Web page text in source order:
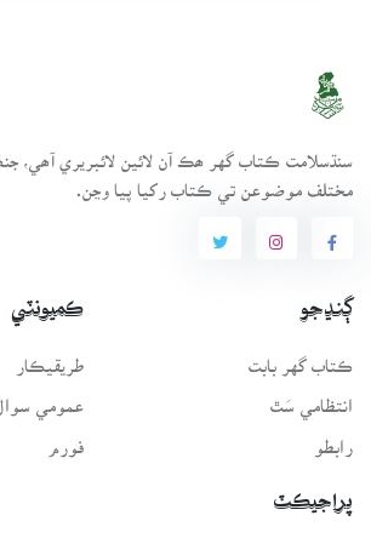
مختلف موضوعن تي ڪتاب رکيا پيا وڃن.
ڳنڍجو
ڪتاب گهر بابت
انتظامي سَٿ
رابطو
ڪميونٽي
طريقيڪار
عمومي سوال
فورم
پراجيڪٽ